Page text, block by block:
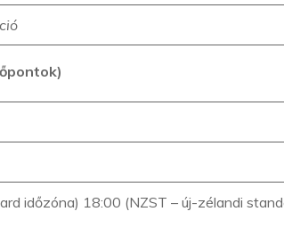
időzóna) 18:00 (NZST – új-zélandi